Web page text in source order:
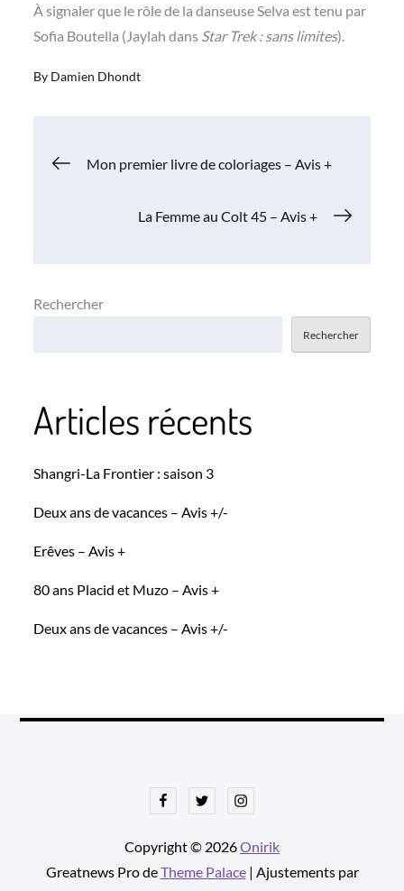
À signaler que le rôle de la danseuse Selva est tenu par
Sofia Boutella (Jaylah dans Star Trek : sans limites).
By Damien Dhondt
Navigation
Mon premier livre de coloriages – Avis +
La Femme au Colt 45 – Avis +
Rechercher
Rechercher
Articles récents
Shangri-La Frontier : saison 3
Deux ans de vacances – Avis +/-
Erêves – Avis +
80 ans Placid et Muzo – Avis +
Deux ans de vacances – Avis +/-
FacebookTwitterInstagram
Copyright © 2026Onirik
Greatnews Pro deTheme Palace| Ajustements par